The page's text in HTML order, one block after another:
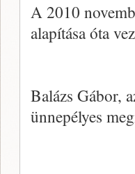
A 2010
alapítása óta
Balázs Gábor,
ünnepélyes